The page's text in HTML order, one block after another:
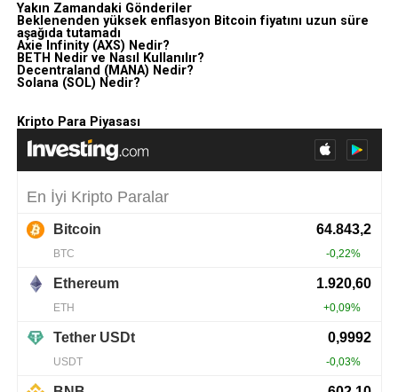
Yakın Zamandaki Gönderiler
Beklenenden yüksek enflasyon Bitcoin fiyatını uzun süre
aşağıda tutamadı
Axie Infinity (AXS) Nedir?
BETH Nedir ve Nasıl Kullanılır?
Decentraland (MANA) Nedir?
Solana (SOL) Nedir?
Kripto Para Piyasası